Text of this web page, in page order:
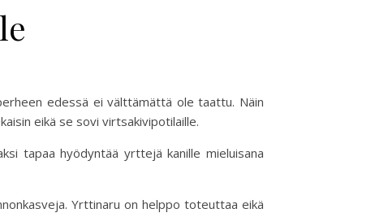
edessä ei välttämättä ole taattu. Näin
eikä se sovi virtsakivipotilaille.
tapaa hyödyntää yrttejä kanille mieluisana
Yrttinaru on helppo toteuttaa eikä